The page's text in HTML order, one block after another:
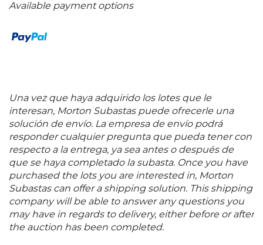
Available payment options
Una vez que haya adquirido los lotes que le
interesan, Morton Subastas puede ofrecerle una
solución de envío. La empresa de envío podrá
responder cualquier pregunta que pueda tener con
respecto a la entrega, ya sea antes o después de
que se haya completado la subasta. Once you have
purchased the lots you are interested in, Morton
Subastas can offer a shipping solution. This shipping
company will be able to answer any questions you
may have in regards to delivery, either before or after
the auction has been completed.